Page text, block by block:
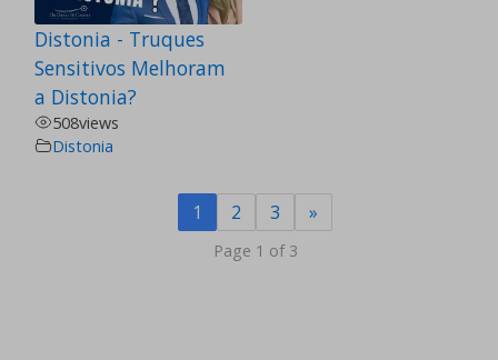
Distonia - Truques
Sensitivos Melhoram
a Distonia?
508views
Distonia
1 2 3 »
Page 1 of 3